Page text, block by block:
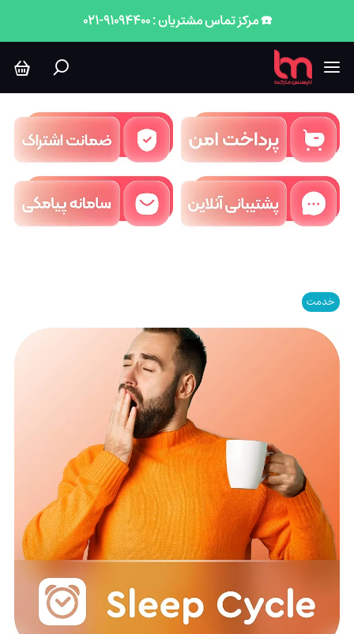
☎️ مرکز تماس مشتریان : 91094400-021
خدمت